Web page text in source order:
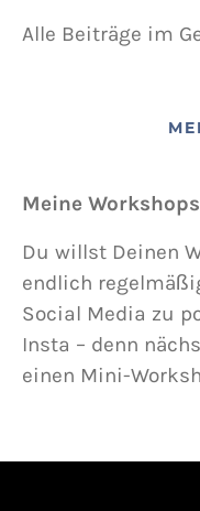
Alle Beiträge im
Meine Workshops
Du willst Deinen
endlich
Social Media zu
Insta – denn
einen Mini-